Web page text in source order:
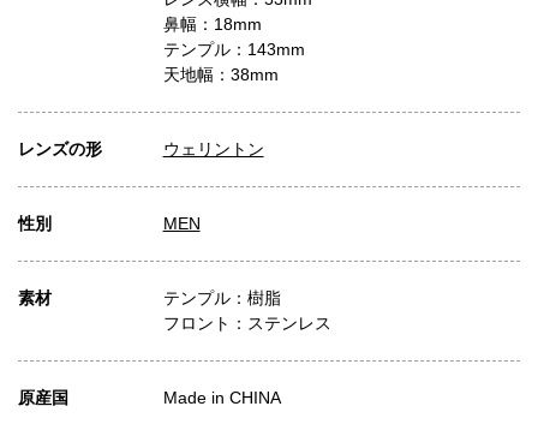
鼻幅：18mm
テンプル：143mm
天地幅：38mm
レンズの形 ウェリントン
性別 MEN
素材
テンプル：樹脂
フロント：ステンレス
原産国 Made in CHINA